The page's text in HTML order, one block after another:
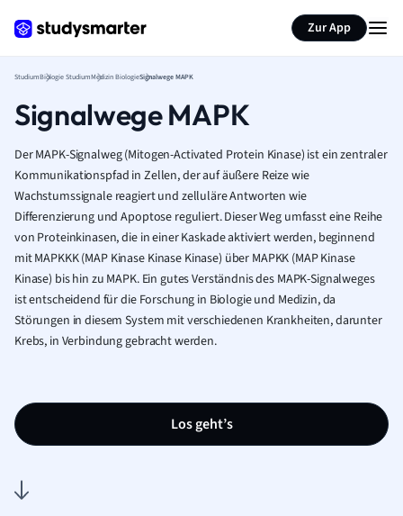
Zur App
StudiumBiologie StudiumMedizin BiologieSignalwege MAPK
Signalwege MAPK
Der MAPK-Signalweg (Mitogen-Activated Protein Kinase) ist ein zentraler
Kommunikationspfad in Zellen, der auf äußere Reize wie
Wachstumssignale reagiert und zelluläre Antworten wie
Differenzierung und Apoptose reguliert. Dieser Weg umfasst eine Reihe
von Proteinkinasen, die in einer Kaskade aktiviert werden, beginnend
mit MAPKKK (MAP Kinase Kinase Kinase) über MAPKK (MAP Kinase
Kinase) bis hin zu MAPK. Ein gutes Verständnis des MAPK-Signalweges
ist entscheidend für die Forschung in Biologie und Medizin, da
Störungen in diesem System mit verschiedenen Krankheiten, darunter
Krebs, in Verbindung gebracht werden.
Los geht’s